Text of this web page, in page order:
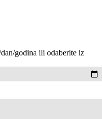
godina ili odaberite iz